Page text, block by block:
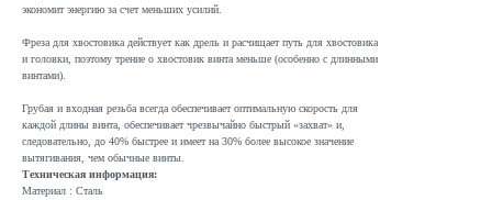
экономит энергию за счет меньших усилий.
Фреза для хвостовика действует как дрель и расчищает путь для хвостовика
и головки, поэтому трение о хвостовик винта меньше (особенно с длинными
винтами).
Грубая и входная резьба всегда обеспечивает оптимальную скорость для
каждой длины винта, обеспечивает чрезвычайно быстрый «захват» и,
следовательно, до 40% быстрее и имеет на 30% более высокое значение
вытягивания, чем обычные винты.
Техническая информация:
Материал : Сталь